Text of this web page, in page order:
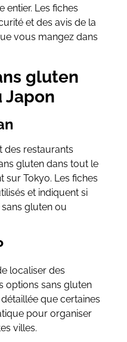
entier. Les fiches
et des avis de la
vous mangez dans
gluten
Japon
restaurants
gluten dans tout le
sur Tokyo. Les fiches
et indiquent si
gluten ou
localiser des
options sans gluten
que certaines
pour organiser
villes.